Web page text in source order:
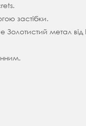
застібки.
метал від